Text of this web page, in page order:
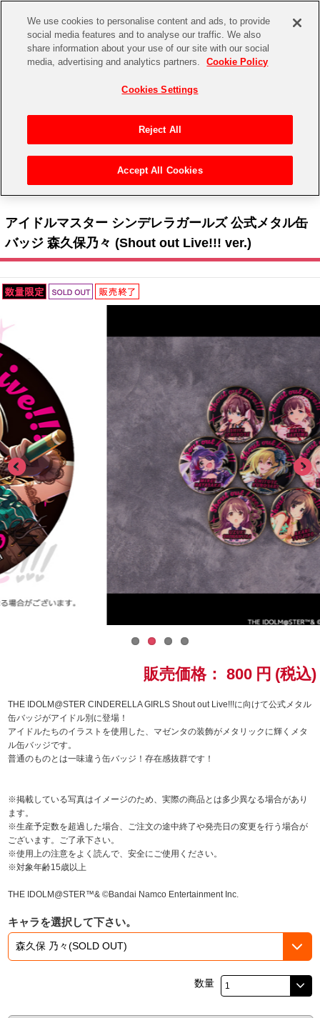
CHANNEL STORE EVENT
ゲーム 電子書籍
ASOBI STAGE
その他先行受付
プレミアム会員とは
アイドルマスターシリーズ
アイドルマスター
アイドルマスター SideM
アイドルマスター シャイニーカラーズ
プロジェクトアイマス ヴイアライヴ
テイルズ オブ シリーズ
電音部
鉄拳
太鼓の達人
ACE COMBAT
パックマン
ナムコクラシック
スサノオマジック
ラブライブ！シリーズ
ラブライブ！
ラブライブ！虹ヶ咲学園スクールアイドル同好会
ラブライブ！スーパースター!!
アイドリッシュセブン
モフモフパレード
イベントグッズ
トイ・ホビー
アクセサリー>缶バッジ> アイドルマスター シンデレラガールズ
アイドルマスター シンデレラガールズ 公式メタル缶
バッジ 森久保乃々 (Shout out Live!!! ver.)
販売価格： 800 円 (税込)
THE IDOLM@STER CINDERELLA GIRLS Shout out Live!!!に向けて公式メタル
缶バッジがアイドル別に登場！
アイドルたちのイラストを使用した、マゼンタの装飾がメタリックに輝くメタ
ル缶バッジです。
普通のものとは一味違う缶バッジ！存在感抜群です！
※掲載している写真はイメージのため、実際の商品とは多少異なる場合があり
ます。
※生産予定数を超過した場合、ご注文の途中終了や発売日の変更を行う場合が
ございます。ご了承下さい。
※使用上の注意をよく読んで、安全にご使用ください。
※対象年齢15歳以上
THE IDOLM@STER™& ©Bandai Namco Entertainment Inc.
キャラを選択して下さい。
数量
We use cookies to personalise content and ads, to provide
social media features and to analyse our traffic. We also
share information about your use of our site with our social
media, advertising and analytics partners.
Cookie Policy
Cookies Settings
Reject All
Accept All Cookies